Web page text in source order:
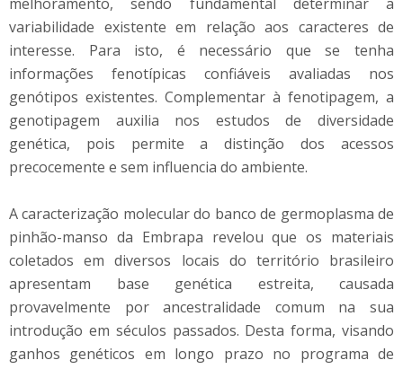
variabilidade existente em relação aos caracteres de
interesse. Para isto, é necessário que se tenha
informações fenotípicas confiáveis avaliadas nos
genótipos existentes. Complementar à fenotipagem, a
genotipagem auxilia nos estudos de diversidade
genética, pois permite a distinção dos acessos
precocemente e sem influencia do ambiente.
A caracterização molecular do banco de germoplasma de
pinhão-manso da Embrapa revelou que os materiais
coletados em diversos locais do território brasileiro
apresentam base genética estreita, causada
provavelmente por ancestralidade comum na sua
introdução em séculos passados. Desta forma, visando
ganhos genéticos em longo prazo no programa de